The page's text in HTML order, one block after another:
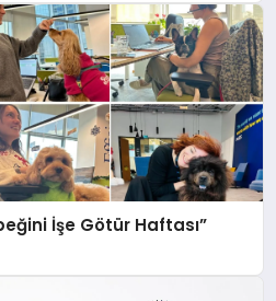
İşe Götür Haftası”